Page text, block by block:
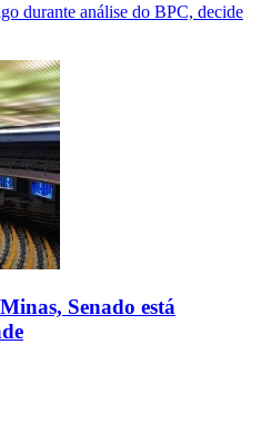
durante análise do BPC, decide
Senado está